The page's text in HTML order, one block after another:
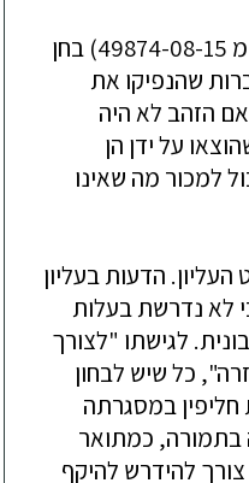
11. בית המשפט המחוזי (ע"מ 49874-08-15) בחן
שהנפיקו את
אם הזהב לא היה
על ידן הן
למכור מה שאינו
הדעות בעליון
לא נדרשת בעלות
לגישתו "לצורך
כל שיש לבחון
במסגרתה
בתמורה, כמתואר
להידרש להיקף